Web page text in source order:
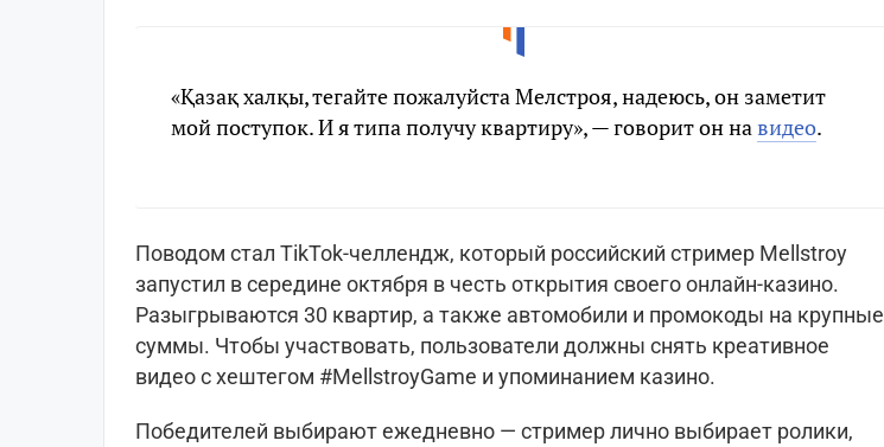
«Қазақ халқы, тегайте пожалуйста Мелстроя, надеюсь, он заметит
мой поступок. И я типа получу квартиру», — говорит он на видео.
Поводом стал TikTok-челлендж, который российский стример Mellstroy
запустил в середине октября в честь открытия своего онлайн-казино.
Разыгрываются 30 квартир, а также автомобили и промокоды на крупные
суммы. Чтобы участвовать, пользователи должны снять креативное
видео с хештегом #MellstroyGame и упоминанием казино.
Победителей выбирают ежедневно — стример лично выбирает ролики,